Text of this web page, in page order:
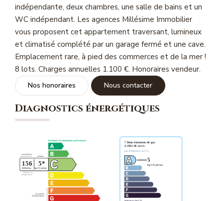
Magasine Vendu St-Raphaël/Fréjus
CONTACT
indépendante, deux chambres, une salle de bains et un
WC indépendant. Les agences Millésime Immobilier
vous proposent cet appartement traversant, lumineux
et climatisé complété par un garage fermé et une cave.
Emplacement rare, à pied des commerces et de la mer !
8 lots. Charges annuelles 1.100 €. Honoraires vendeur.
Nos honoraires Nous contacter
Diagnostics énergétiques